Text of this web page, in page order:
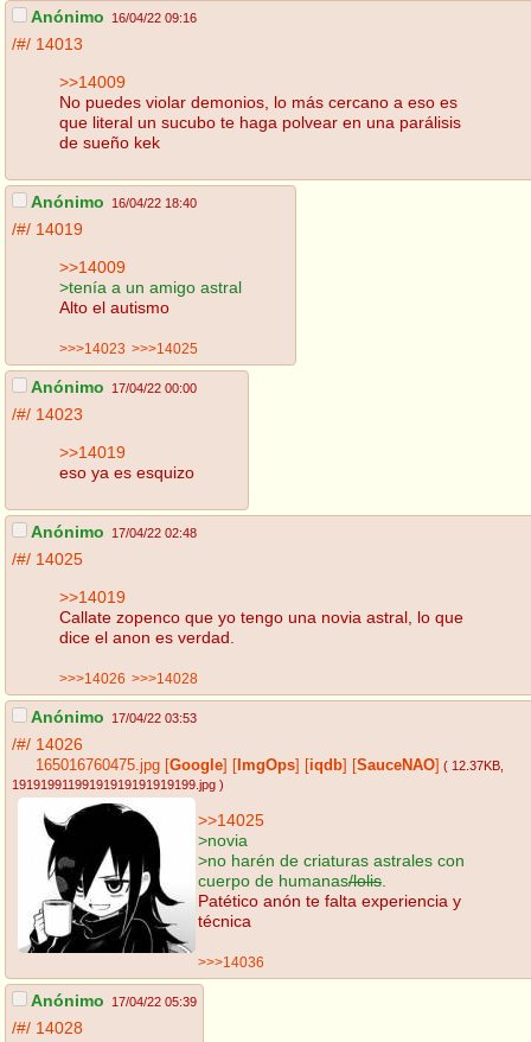
Anónimo 16/04/22 09:16
/#/ 14013
>>14009
No puedes violar demonios, lo más cercano a eso es
que literal un sucubo te haga polvear en una parálisis
de sueño kek
Anónimo 16/04/22 18:40
/#/ 14019
>>14009
>tenía a un amigo astral
Alto el autismo
>>>14023 >>>14025
Anónimo 17/04/22 00:00
/#/ 14023
>>14019
eso ya es esquizo
Anónimo 17/04/22 02:48
/#/ 14025
>>14019
Callate zopenco que yo tengo una novia astral, lo que
dice el anon es verdad.
>>>14026 >>>14028
Anónimo 17/04/22 03:53
/#/ 14026
165016760475.jpg Google ImgOps iqdb SauceNAO ( 12.37KB
19191991199191919191919199.jpg )
>>14025
>novia
>no harén de criaturas astrales con
cuerpo de humanas/lolis
Patético anón te falta experiencia y
técnica
>>>14036
Anónimo 17/04/22 05:39
/#/ 14028